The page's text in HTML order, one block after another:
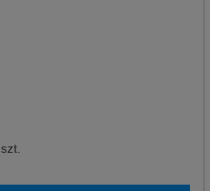
szt.